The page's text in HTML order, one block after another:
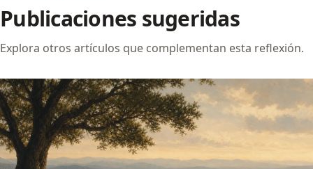
Publicaciones sugeridas
Explora otros artículos que complementan esta reflexión.